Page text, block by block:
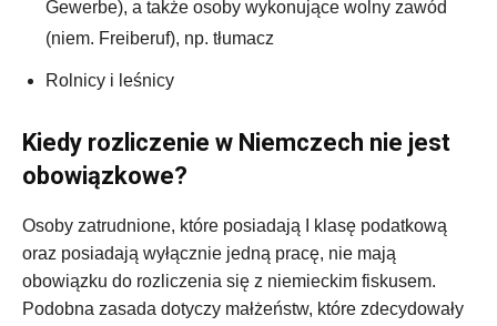
Gewerbe), a także osoby wykonujące wolny zawód
(niem. Freiberuf), np. tłumacz
Rolnicy i leśnicy
Kiedy rozliczenie w Niemczech nie jest
obowiązkowe?
Osoby zatrudnione, które posiadają I klasę podatkową
oraz posiadają wyłącznie jedną pracę, nie mają
obowiązku do rozliczenia się z niemieckim fiskusem.
Podobna zasada dotyczy małżeństw, które zdecydowały